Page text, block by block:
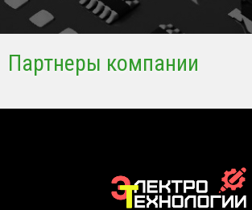
Партнеры компании